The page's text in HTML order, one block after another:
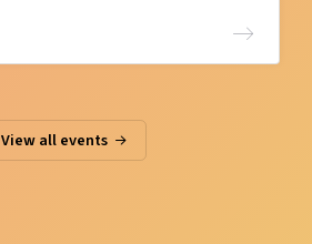
View all events